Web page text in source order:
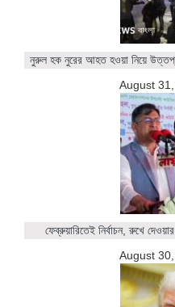
নুরুল হক নুরের আহত হওয়া নিয়ে উত্তপ্ত
August
ফেব্রুয়ারিতেই নির্বাচন, রুখে
August